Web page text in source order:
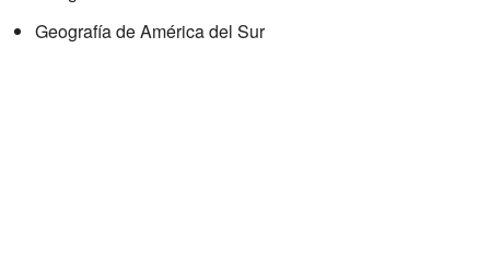
Geografía de América del Sur